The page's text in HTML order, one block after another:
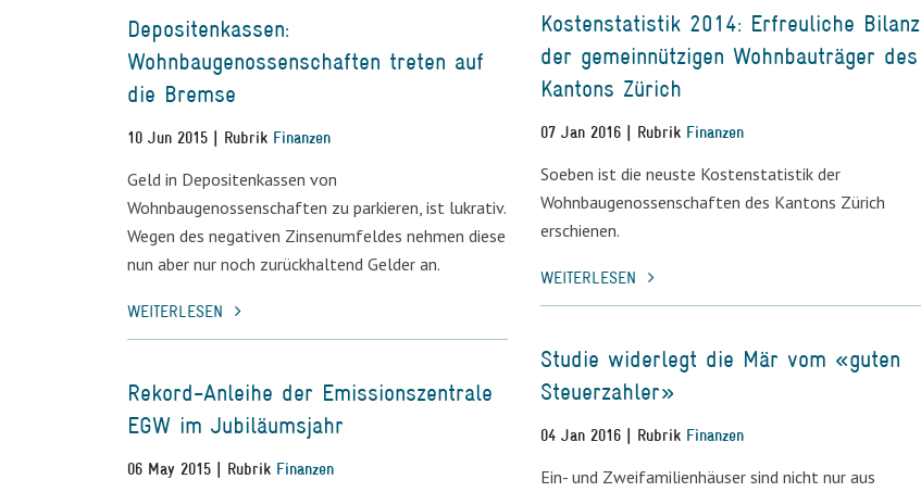
Depositenkassen:
Wohnbaugenossenschaften treten auf
die Bremse
10 Jun 2015 | Rubrik Finanzen
Geld in Depositenkassen von
Wohnbaugenossenschaften zu parkieren, ist lukrativ.
Wegen des negativen Zinsenumfeldes nehmen diese
nun aber nur noch zurückhaltend Gelder an.
WEITERLESEN
Rekord-Anleihe der Emissionszentrale
EGW im Jubiläumsjahr
06 May 2015 | Rubrik Finanzen
Kostenstatistik 2014: Erfreuliche Bilanz
der gemeinnützigen Wohnbauträger des
Kantons Zürich
07 Jan 2016 | Rubrik Finanzen
Soeben ist die neuste Kostenstatistik der
Wohnbaugenossenschaften des Kantons Zürich
erschienen.
WEITERLESEN
Studie widerlegt die Mär vom «guten
Steuerzahler»
04 Jan 2016 | Rubrik Finanzen
Ein- und Zweifamilienhäuser sind nicht nur aus